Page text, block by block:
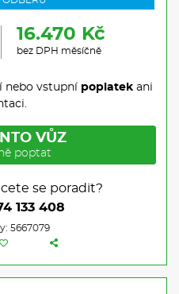
16.470 Kč
bez DPH měsíčně
nebo vstupní poplatekani
VŮZ
poptat
se poradit?
133 408
5667079